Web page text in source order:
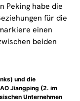
Peking habe die
für die
einen
beiden
und die
Jiangping (2. im
Unternehmen